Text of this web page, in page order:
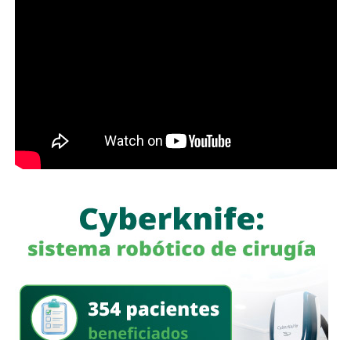
insumos incluidos, lo que beneficiará principalmente a
madres y padres de familia, personas adultas mayores y
comunitarios en favor del bienestar social.